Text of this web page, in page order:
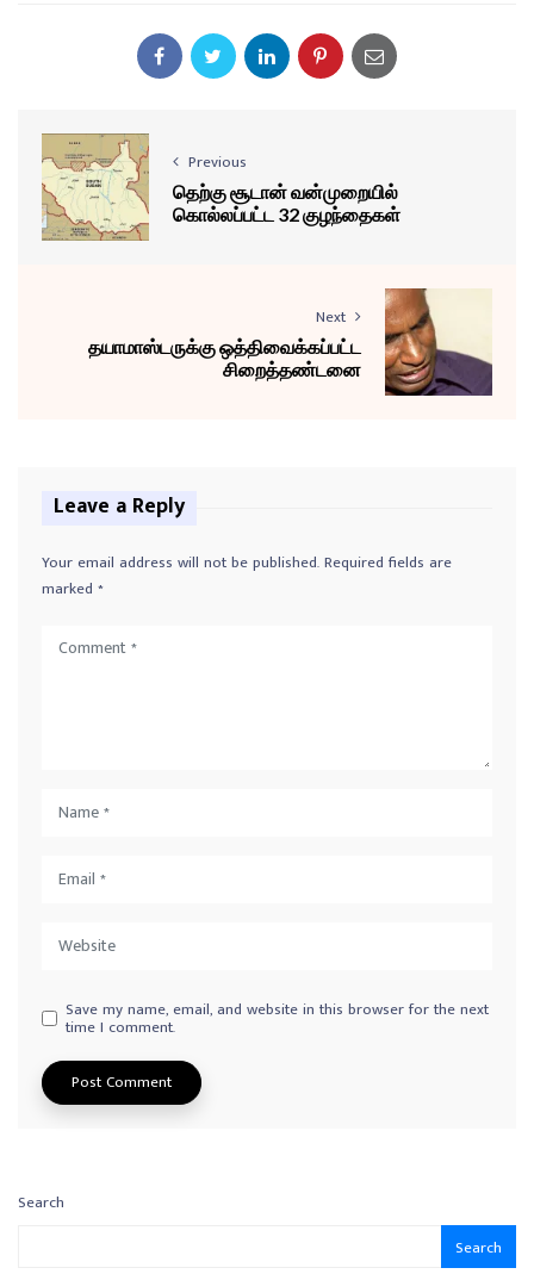
Previous
தெற்கு சூடான் வன்முறையில்
கொல்லப்பட்ட 32 குழந்தைகள்
Next
தயாமாஸ்டருக்கு ஒத்திவைக்கப்பட்ட
சிறைத்தண்டனை
Leave a Reply
Your email address will not be published.Required fields are
marked *
Save my name, email, and website in this browser for the next
time I comment.
Search
Search